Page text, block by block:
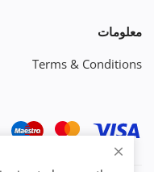
معلومات
Terms & Conditions